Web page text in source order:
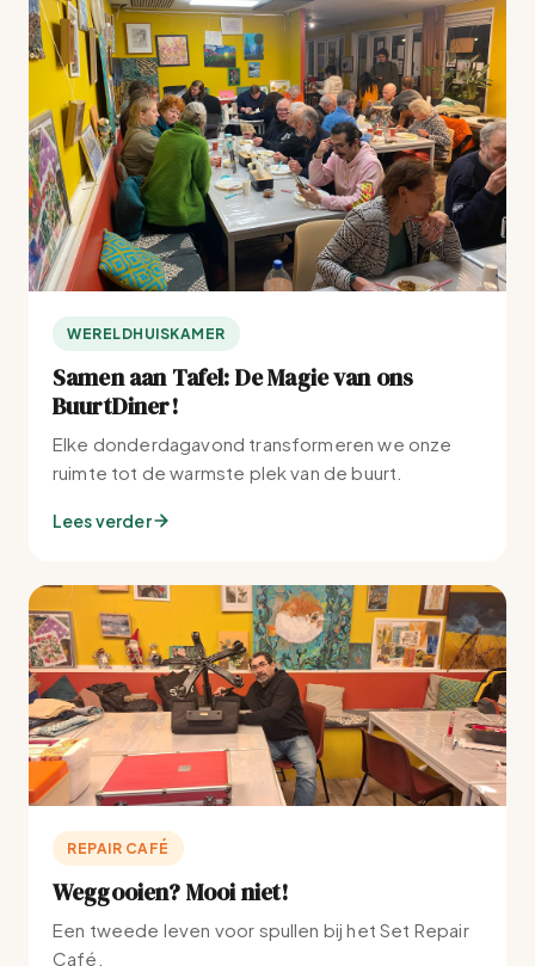
WERELDHUISKAMER
Samen aan Tafel: De Magie van ons
BuurtDiner!
Elke donderdagavond transformeren we onze
ruimte tot de warmste plek van de buurt.
Lees verder
REPAIR CAFÉ
Weggooien? Mooi niet!
Een tweede leven voor spullen bij het Set Repair
Café.